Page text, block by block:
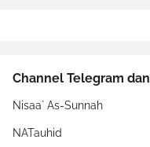
Channel Telegram
Nisaa` As-Sunnah
NATauhid